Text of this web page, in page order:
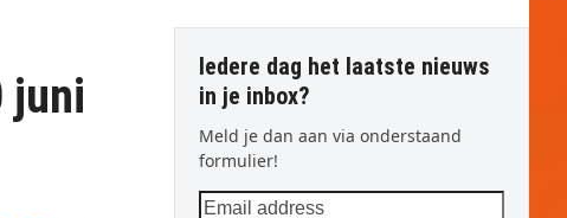
juni
Iedere dag het laatste nieuws
in je inbox?
Meld je dan aan via onderstaand
formulier!
Email